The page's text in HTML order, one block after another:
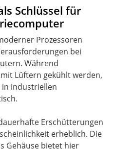
Schlüssel für
Prozessoren
bei
Während
Lüftern gekühlt werden,
in industriellen
Erschütterungen
erheblich. Die
Gehäuse bietet hier